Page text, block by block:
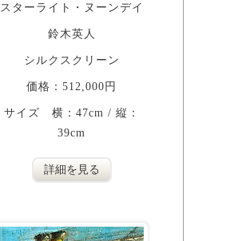
スターライト・ヌーンデイ
鈴木英人
シルクスクリーン
価格：512,000円
サイズ 横：47cm / 縦：
39cm
詳細を見る